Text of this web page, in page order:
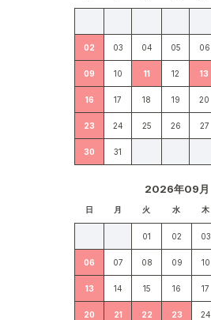
02 03 04 05 06
09 10 11 12 13
16 17 18 19 20
23 24 25 26 27
30 31
2026年09月
日 月 火 水 木
01 02 03
06 07 08 09 10
13 14 15 16 17
20 21 22 23 24